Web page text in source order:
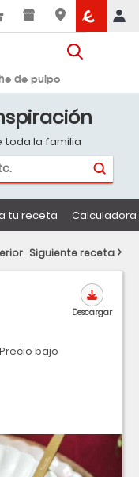
de pulpo
toda la familia
tu receta
Precio bajo
Descargar
Siguiente receta